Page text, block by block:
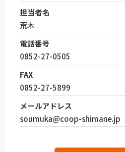
担当者名
荒木
電話番号
0852-27-0505
FAX
0852-27-5899
メールアドレス
soumuka@coop-shimane.jp